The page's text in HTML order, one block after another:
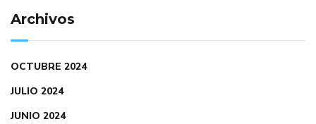
Archivos
OCTUBRE 2024
JULIO 2024
JUNIO 2024